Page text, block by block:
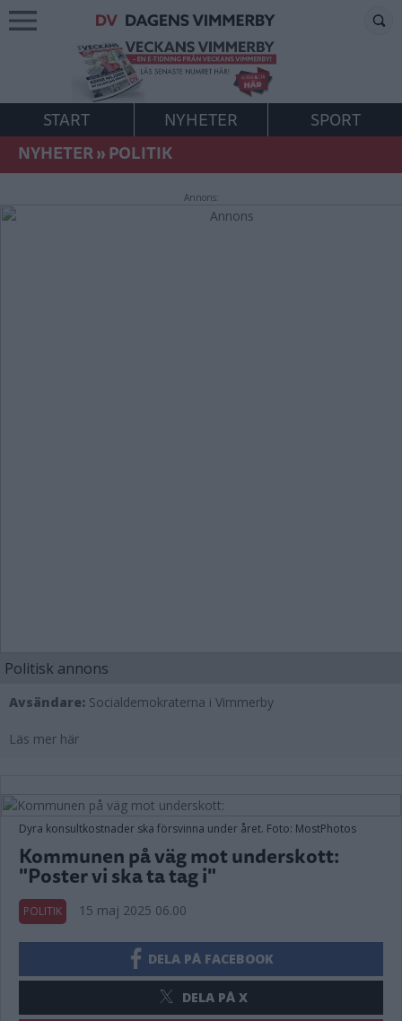
START NYHETER
SPORT
NYHETER»POLITIK
Annons:
Politisk annons
Avsändare: Socialdemokraterna i Vimmerby
Läs mer här
Dyra konsultkostnader ska försvinna under året. Foto: MostPhotos
Kommunen på väg mot underskott:
"Poster vi ska ta tag i"
POLITIK 15 maj 2025 06.00
DELA PÅ FACEBOOK
DELA PÅ X